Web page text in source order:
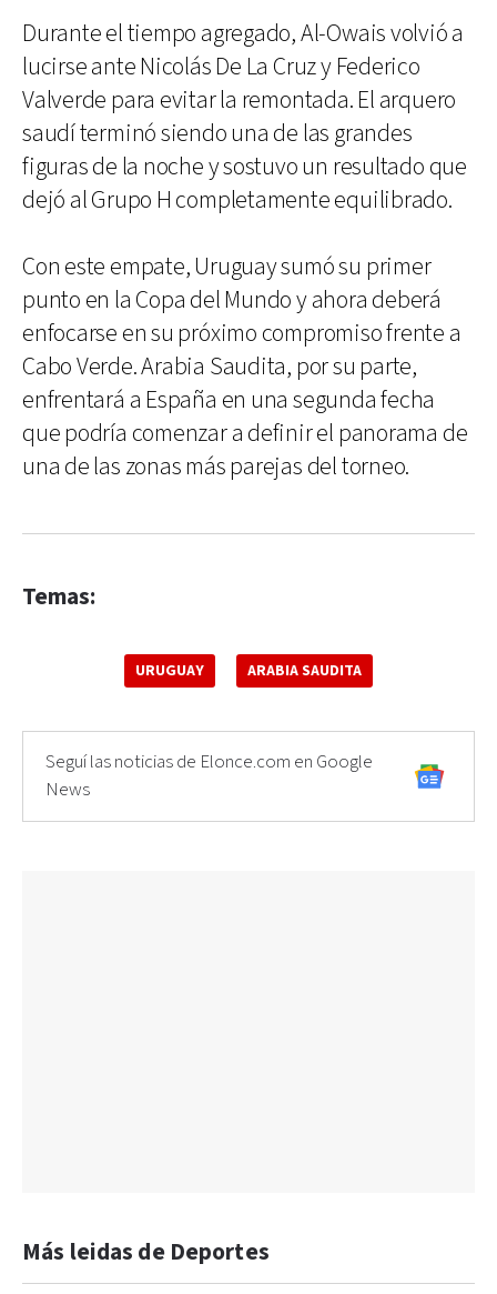
Durante el tiempo agregado, Al-Owais volvió a
lucirse ante Nicolás De La Cruz y Federico
Valverde para evitar la remontada. El arquero
saudí terminó siendo una de las grandes
figuras de la noche y sostuvo un resultado que
dejó al Grupo H completamente equilibrado.
Con este empate, Uruguay sumó su primer
punto en la Copa del Mundo y ahora deberá
enfocarse en su próximo compromiso frente a
Cabo Verde. Arabia Saudita, por su parte,
enfrentará a España en una segunda fecha
que podría comenzar a definir el panorama de
una de las zonas más parejas del torneo.
Temas:
URUGUAY ARABIA SAUDITA
Seguí las noticias de Elonce.com en Google
News
Más leidas de Deportes